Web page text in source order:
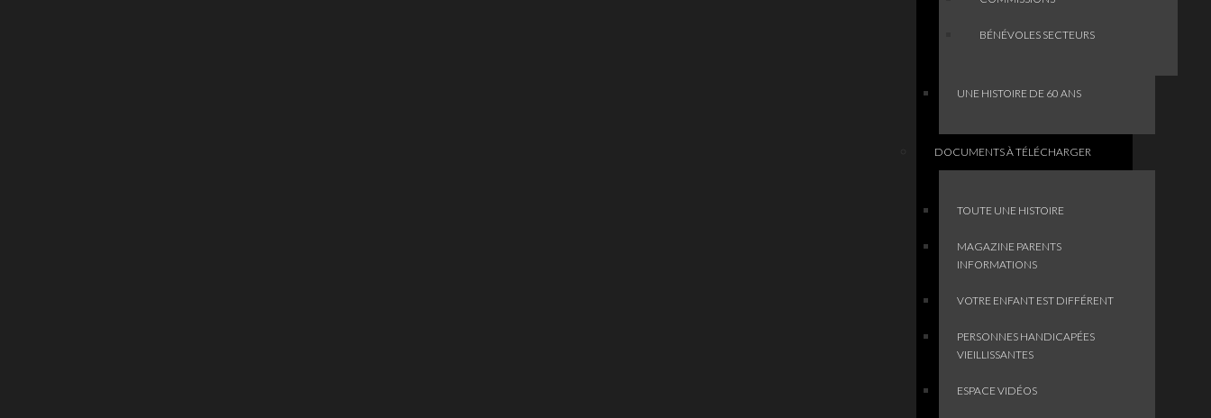
BÉNÉVOLES SECTEURS
UNE HISTOIRE DE 60 ANS
DOCUMENTS À TÉLÉCHARGER
TOUTE UNE HISTOIRE
MAGAZINE PARENTS
INFORMATIONS
VOTRE ENFANT EST DIFFÉRENT
PERSONNES HANDICAPÉES
VIEILLISSANTES
ESPACE VIDÉOS